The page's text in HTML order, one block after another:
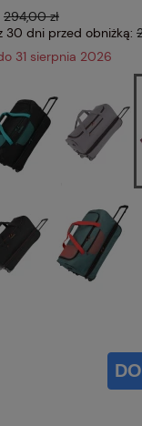
294,00 zł
30 dni przed obniżką:
31 sierpnia 2026